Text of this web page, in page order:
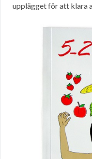
upplägget för att klara